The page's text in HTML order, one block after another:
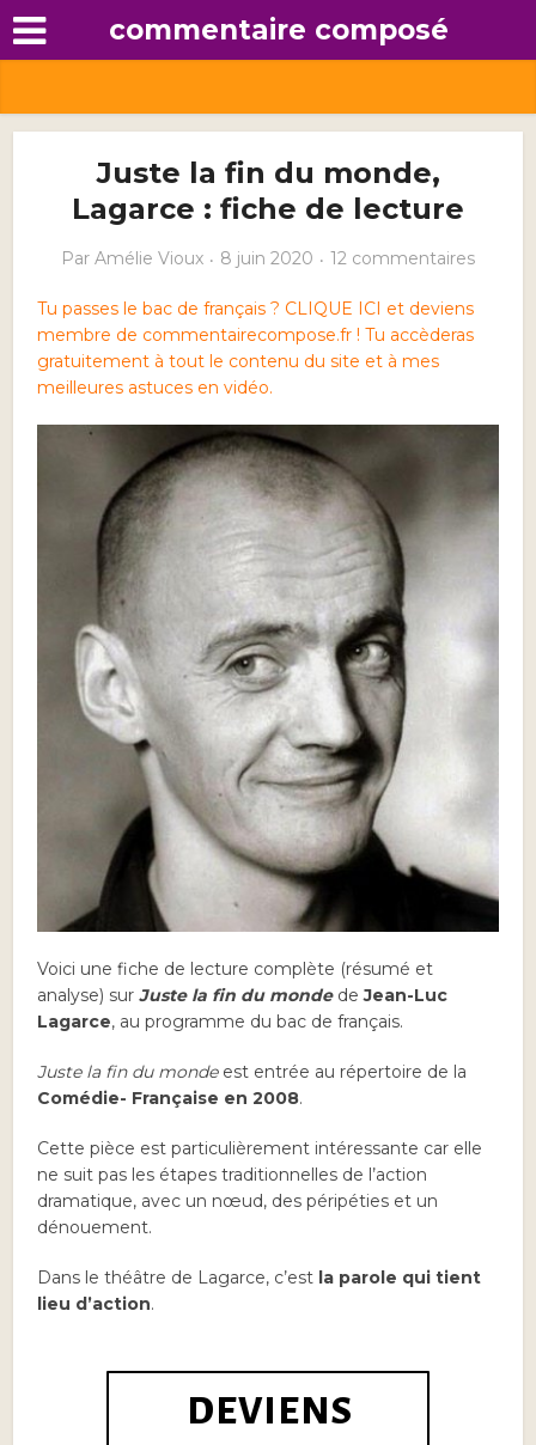
commentaire composé
Juste la fin du monde,
Lagarce : fiche de lecture
Par Amélie Vioux 8 juin 2020 12 commentaires
Tu passes le bac de français ? CLIQUE ICI et deviens
membre de commentairecompose.fr ! Tu accèderas
gratuitement à tout le contenu du site et à mes
meilleures astuces en vidéo.
Voici une fiche de lecture complète (résumé et
analyse) surJuste la fin du mondedeJean-Luc
Lagarce, au programme du bac de français.
Juste la fin du mondeest entrée au répertoire de la
Comédie- Française en 2008.
Cette pièce est particulièrement intéressante car elle
ne suit pas les étapes traditionnelles de l’action
dramatique, avec un nœud, des péripéties et un
dénouement.
Dans le théâtre de Lagarce, c’est la parole qui tient
lieu d’action.
DEVIENS